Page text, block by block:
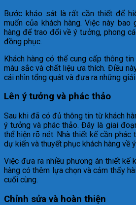
Bước khảo sát là rất cần thiết để
muốn của khách hàng. Việc này
hàng để trao đổi về ý tưởng, phong
đồng phục.
Khách hàng có thể cung cấp thông
màu sắc và chất liệu ưa thích. Điều
cái nhìn tổng quát và đưa ra những
Lên ý tưởng và phác thảo
Sau khi đã có đủ thông tin từ khách
ý tưởng và phác thảo. Đây là giai
thể hiện rõ nét. Nhà thiết kế cần phác
dự kiến và thuyết phục khách hàng về
Việc đưa ra nhiều phương án thiết kế
hàng có thêm lựa chọn và cảm thấy
cuối cùng.
Chỉnh sửa và hoàn thiện